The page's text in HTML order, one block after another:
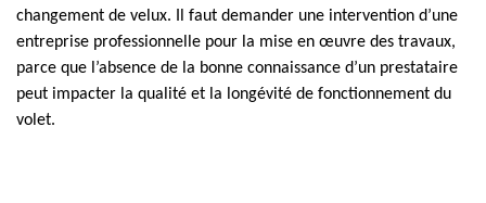
changement de velux. Il faut demander une intervention d’une
entreprise professionnelle pour la mise en œuvre des travaux,
parce que l’absence de la bonne connaissance d’un prestataire
peut impacter la qualité et la longévité de fonctionnement du
volet.